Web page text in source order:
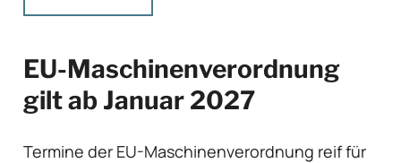
EU-Maschinenverordnung
gilt ab Januar 2027
Termine der EU-Maschinenverordnung reif für